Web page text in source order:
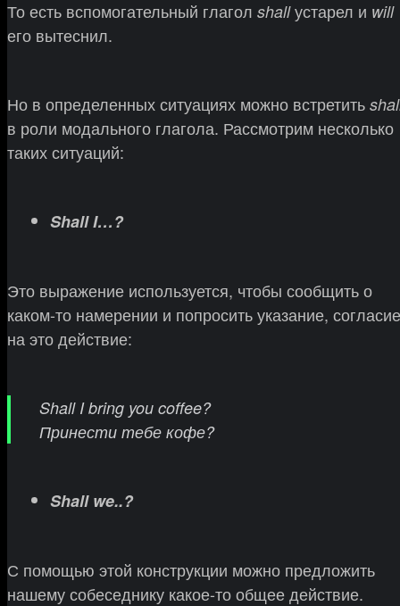
То есть вспомогательный глагол shallустарел и will
его вытеснил.
Но в определенных ситуациях можно встретить
в роли модального глагола. Рассмотрим несколько
таких ситуаций:
Shall I…?
Это выражение используется, чтобы сообщить о
каком-то намерении и попросить указание, согласие
на это действие:
Shall I bring you coffee?
Принести тебе кофе?
Shall we..?
С помощью этой конструкции можно предложить
нашему собеседнику какое-то общее действие.